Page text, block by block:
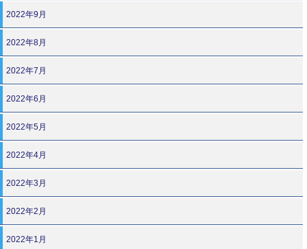
2022年9月
2022年8月
2022年7月
2022年6月
2022年5月
2022年4月
2022年3月
2022年2月
2022年1月